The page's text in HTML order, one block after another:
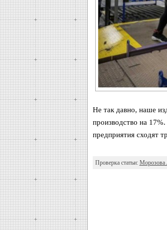
Не так давно, наше
производство на
предприятия сходят
Проверка статьи: Морозова